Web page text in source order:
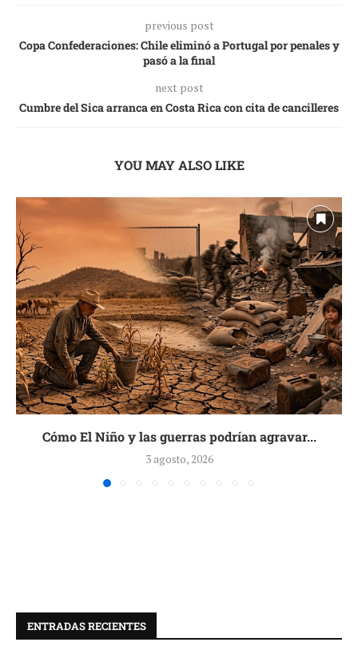
previous post
Copa Confederaciones: Chile eliminó a Portugal por penales y
pasó a la final
next post
Cumbre del Sica arranca en Costa Rica con cita de cancilleres
YOU MAY ALSO LIKE
Cómo El Niño y las guerras podrían agravar...
3 agosto, 2026
ENTRADAS RECIENTES